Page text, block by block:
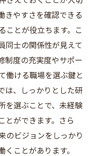
きやすさを確認できる
ことが役立ちます。こ
同士の関係性が見えて
制度の充実度やサポー
働ける職場を選ぶ鍵と
は、しっかりとした研
を選ぶことで、未経験
とができます。さら
のビジョンをしっかり
くことがあります。